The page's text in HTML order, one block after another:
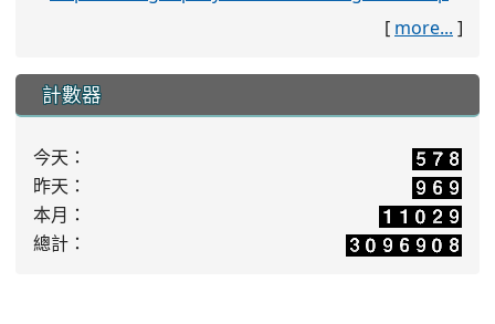
[ more... ]
計數器
今天：
昨天：
本月：
總計：